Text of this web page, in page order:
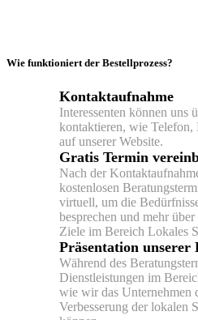
Wie funktioniert der Bestellprozess?
Kontaktaufnahme
Interessenten können uns
kontaktieren, wie
auf unserer Website.
Gratis Termin
Nach der
kostenlosen
virtuell, um die
besprechen und mehr
Ziele im Bereich Lokales
Präsentation unserer
Während des
Dienstleistungen im
wie wir das Unternehmen
Verbesserung der lokalen